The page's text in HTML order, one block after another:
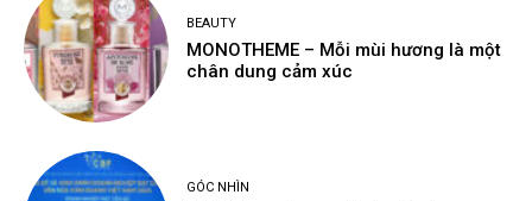
BEAUTY
MONOTHEME – Mỗi mùi hương là một
chân dung cảm xúc
GÓC NHÌN